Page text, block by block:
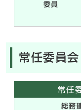
委員
常任委員会
常任
総務